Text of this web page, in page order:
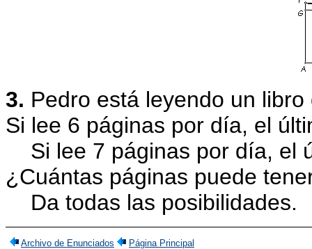
3. Pedro está leyendo un
Si lee 6 páginas por día, el
Si lee 7 páginas por día, el
¿Cuántas páginas puede
Da todas las posibilidades.
Archivo de Enunciados Página Principal